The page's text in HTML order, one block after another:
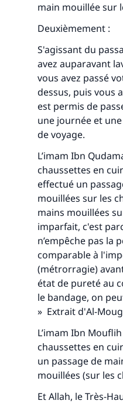
main mouillée sur
Deuxièmement :
S'agissant du
avez auparavant
vous avez passé
dessus, puis vous
est permis de
une journée et
de voyage.
L’imam Ibn
chaussettes en
effectué un
mouillées sur les
mains mouillées
imparfait, c'est
n’empêche pas la
comparable à
(métrorragie)
état de pureté au
le bandage, on
» Extrait d'Al-
L’imam Ibn
chaussettes en
un passage de
mouillées (sur les
Et Allah, le Très-